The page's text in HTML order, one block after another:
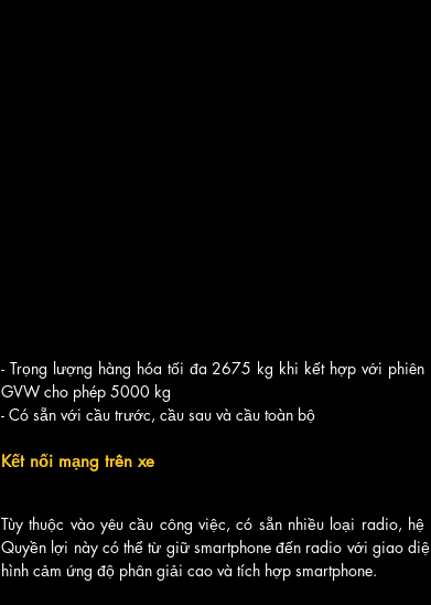
- Trọng lượng hàng hóa tối đa 2675 kg khi kết hợp với phiên
GVW cho phép 5000 kg
- Có sẵn với cầu trước, cầu sau và cầu toàn bộ
Kết nối mạng trên xe
Tùy thuộc vào yêu cầu công việc, có sẵn nhiều loại radio,
Quyền lợi này có thể từ giữ smartphone đến radio với giao
hình cảm ứng độ phân giải cao và tích hợp smartphone.